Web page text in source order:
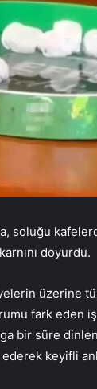
soluğu
doyurdu.
üzerine
fark eden
bir süre
keyifli